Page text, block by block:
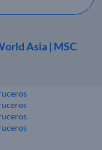
Asia | MSC